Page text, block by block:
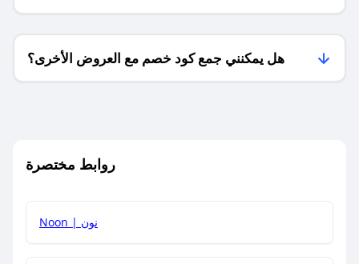
فقط؟
هل يمكنني جمع كود خصم مع العروض الأخرى؟
روابط مختصرة
Noon | نون